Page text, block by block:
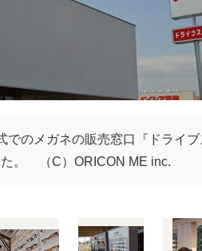
でのメガネの販売窓口『ドライ
た。 （C）ORICON ME inc.